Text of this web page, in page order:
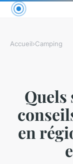
Accueil›Camping
Quels
en